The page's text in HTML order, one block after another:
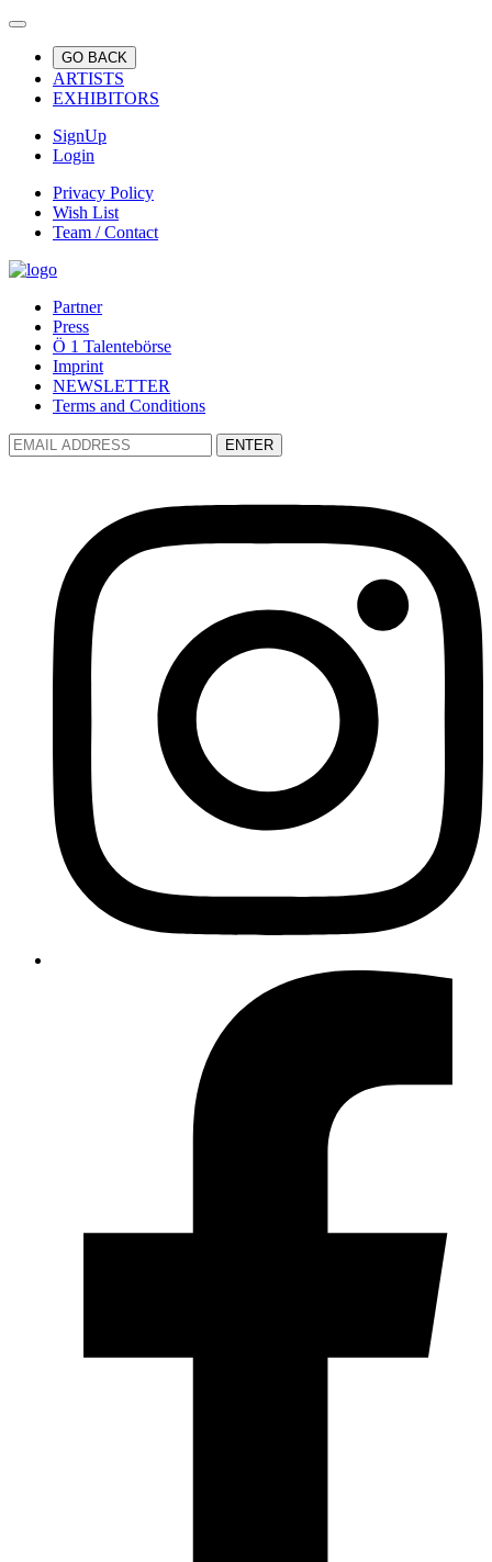
GO BACK
ARTISTS
EXHIBITORS
SignUp
Login
Privacy Policy
Wish List
Team / Contact
Partner
Press
Ö 1 Talentebörse
Imprint
NEWSLETTER
Terms and Conditions
ENTER